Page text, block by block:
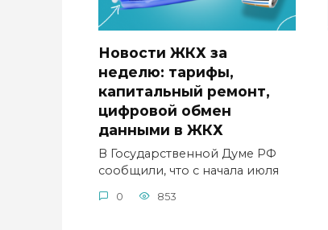
Новости ЖКХ за
неделю: тарифы,
капитальный ремонт,
цифровой обмен
данными в ЖКХ
В Государственной Думе РФ
сообщили, что с начала июля
0 853